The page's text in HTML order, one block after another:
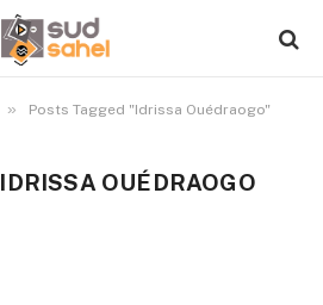
» Posts Tagged "Idrissa Ouédraogo"
IDRISSA OUÉDRAOGO